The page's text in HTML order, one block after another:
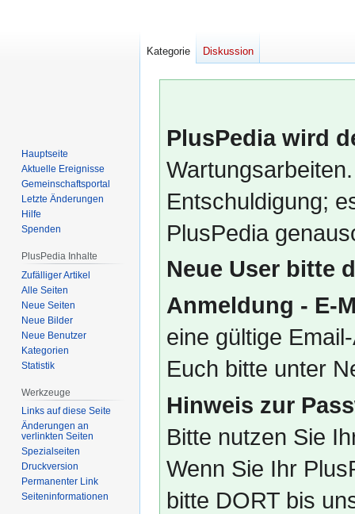
PlusPedia wird
Entschuldigung;
PlusPedia
Neue User bitte
Anmeldung - E-
eine gültige
Euch bitte unter
Hinweis zur
Bitte nutzen Sie
Wenn Sie Ihr
bitte DORT bis
Kategorie Diskussion
Hauptseite
Aktuelle Ereignisse
Gemeinschafts­portal
Letzte Änderungen
Hilfe
Spenden
PlusPedia Inhalte
Zufälliger Artikel
Alle Seiten
Neue Seiten
Neue Bilder
Neue Benutzer
Kategorien
Statistik
Werkzeuge
Links auf diese Seite
Änderungen an
verlinkten Seiten
Spezialseiten
Druckversion
Permanenter Link
Seiten­­informationen